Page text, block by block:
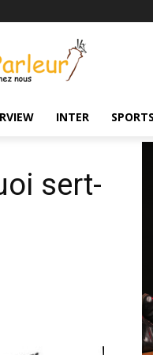
INTER
sert-